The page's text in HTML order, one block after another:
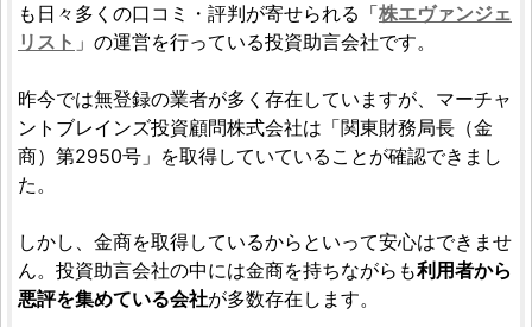
最新の口コミを見る
も日々多くの口コミ・評判が寄せられる「株エヴァンジェ
リスト 」の運営を行っている投資助言会社です。
昨今では無登録の業者が多く存在していますが、マーチャ
ントブレインズ投資顧問株式会社は「関東財務局長（金
商）第2950号」を取得していていることが確認できまし
た。
しかし、金商を取得しているからといって安心はできませ
ん。投資助言会社の中には金商を持ちながらも利用者から
悪評を集めている会社が多数存在します。